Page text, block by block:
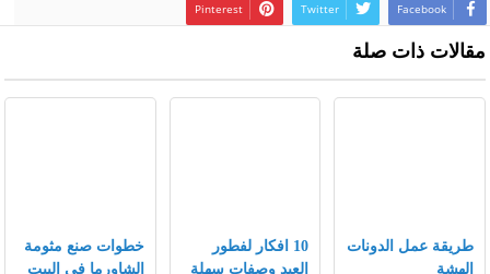
Facebook
Twitter
Pinterest
مقالات ذات صلة
طريقة عمل الدونات
الهشة
10 افكار لفطور
العيد وصفات سهلة
خطوات صنع مثومة
الشاورما في البيت